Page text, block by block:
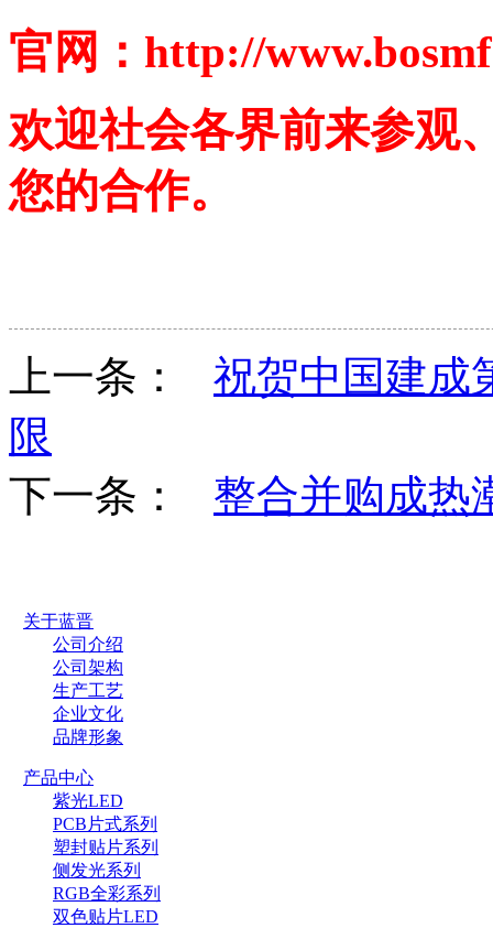
官网：http://
欢迎社会各界前来参观
您的合作。
上一条： 祝贺中国建成
限
下一条： 整合并购成热
关于蓝晋
公司介绍
公司架构
生产工艺
企业文化
品牌形象
产品中心
紫光LED
PCB片式系列
塑封贴片系列
侧发光系列
RGB全彩系列
双色贴片LED